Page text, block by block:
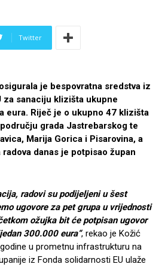
Twitter
je bespovratna sredstva iz
za sanaciju klizišta ukupne
eura. Riječ je o ukupno 47 klizišta
grada Jastrebarskog te
Marija Gorica i Pisarovina, a
danas je potpisao župan
radovi su podijeljeni u šest
ugovore za pet grupa u vrijednosti
ožujka bit će potpisan ugovor
300.000 eura“, rekao je Kožić
u prometnu infrastrukturu na
iz Fonda solidarnosti EU ulaže